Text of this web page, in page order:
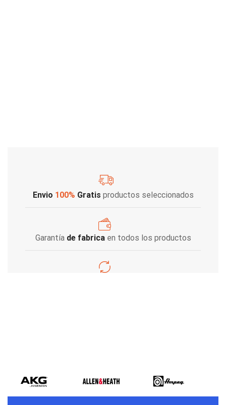
Envio 100% Gratis productos seleccionados
Garantía de fabricaen todos los productos